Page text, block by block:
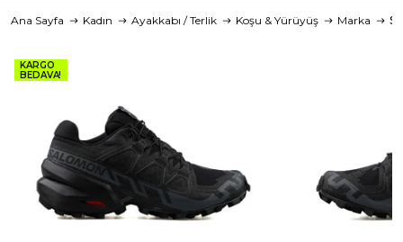
Ana Sayfa Kadın Ayakkabı / Terlik Koşu & Yürüyüş Marka
KARGO
BEDAVA!